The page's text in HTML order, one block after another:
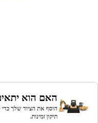
האם הוא
הוסף את הציוד שלך כדי
תיקון זמינות.